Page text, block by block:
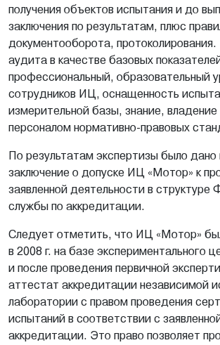
получения объектов испытания и до
заключения по результатам, плюс
документооборота,
аудита в качестве базовых
профессиональный, образовательный
сотрудников ИЦ, оснащенность
измерительной базы, знание,
персоналом нормативно-правовых
По результатам экспертизы было дано
заключение о допуске ИЦ «Мотор» к
заявленной деятельности в структуре
службы по аккредитации.
Следует отметить, что ИЦ «Мотор»
в 2008 г. на базе экспериментального
и после проведения первичной
аттестат аккредитации независимой
лаборатории с правом проведения
испытаний в соответствии с
аккредитации. Это право позволяет